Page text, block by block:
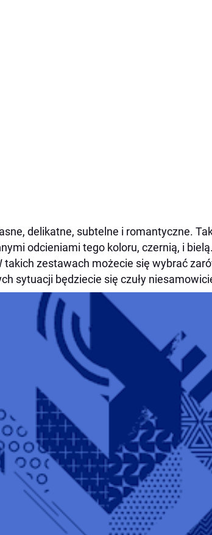
delikatne, subtelne i romantyczne.
odcieniami tego koloru, czernią, i
takich zestawach możecie się wybrać
sytuacji będziecie się czuły